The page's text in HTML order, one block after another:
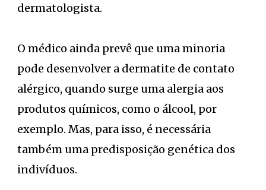
dermatologista.
O médico ainda prevê que uma minoria
pode desenvolver a dermatite de contato
alérgico, quando surge uma alergia aos
produtos químicos, como o álcool, por
exemplo. Mas, para isso, é necessária
também uma predisposição genética dos
indivíduos.